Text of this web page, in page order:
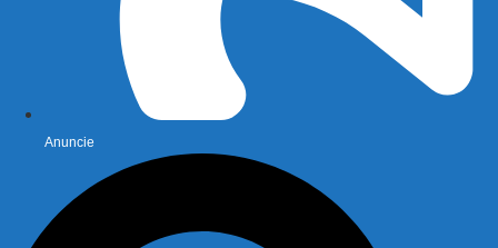
Anuncie